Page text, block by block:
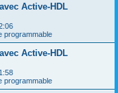
Active-HDL
programmable
Active-HDL
programmable